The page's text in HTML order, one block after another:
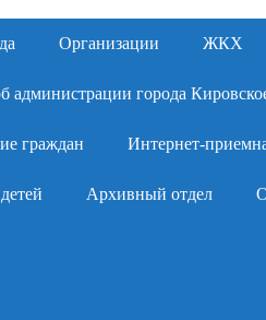
Организации ЖКХ
администрации города
граждан Интернет-
Архивный отдел